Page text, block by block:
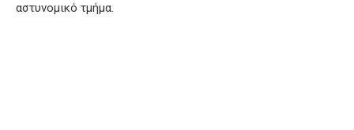
αστυνομικό τμήμα.